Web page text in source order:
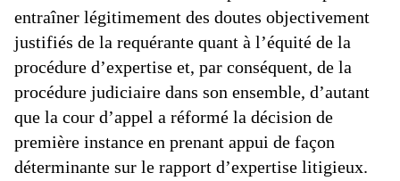
entraîner légitimement des doutes objectivement
justifiés de la requérante quant à l’équité de la
procédure d’expertise et, par conséquent, de la
procédure judiciaire dans son ensemble, d’autant
que la cour d’appel a réformé la décision de
première instance en prenant appui de façon
déterminante sur le rapport d’expertise litigieux.